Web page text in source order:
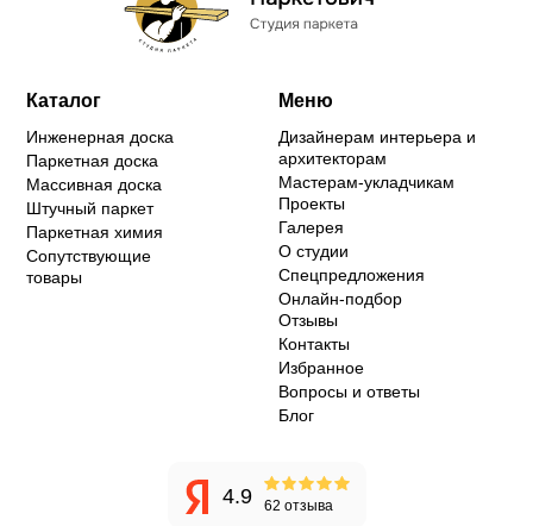
Каталог
Инженерная доска
Паркетная доска
Массивная доска
Штучный паркет
Паркетная химия
Сопутствующие
товары
Меню
Дизайнерам интерьера и
архитекторам
Мастерам-укладчикам
Проекты
Галерея
О студии
Спецпредложения
Онлайн-подбор
Отзывы
Контакты
Избранное
Вопросы и ответы
Блог
4.9 62 отзыва